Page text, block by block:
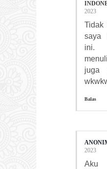
2023
Tidak
saya
ini.
juga
Balas
2023
Aku